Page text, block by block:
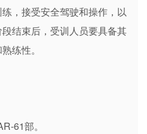
，接受安全驾驶和操作，以
结束后，受训人员要具备其
练性。
61部。